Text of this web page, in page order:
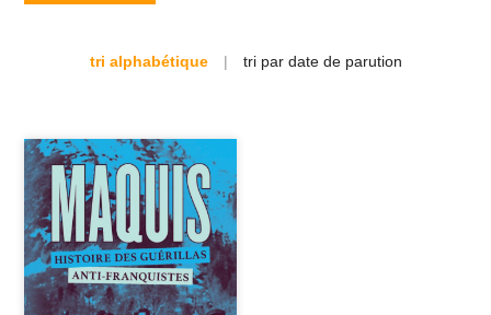
tri alphabétique | tri par date de parution